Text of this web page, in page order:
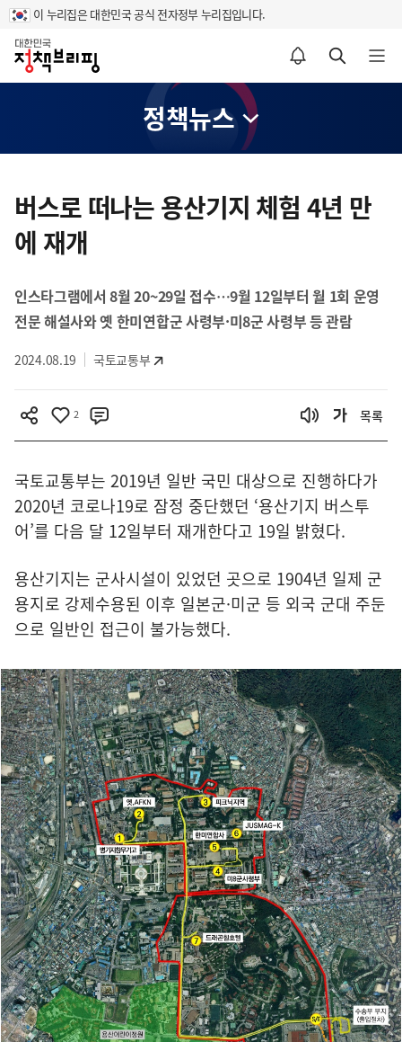
이 누리집은 대한민국 공식 전자정부 누리집입니다.
홈
알림설정 바로가기 검색 바로가기 메뉴 열기
정책뉴스
텐
츠
영
버스로 떠나는 용산기지 체험 4년 만
에 재개
인스타그램에서 8월 20~29일 접수…9월 12일부터 월 1회 운영
전문 해설사와 옛 한미연합군 사령부·미8군 사령부 등 관람
2024.08.19 국토교통부
2 목록
국토교통부는 2019년 일반 국민 대상으로 진행하다가
2020년 코로나19로 잠정 중단했던 ‘용산기지 버스투
어’를 다음 달 12일부터 재개한다고 19일 밝혔다.
용산기지는 군사시설이 있었던 곳으로 1904년 일제 군
용지로 강제수용된 이후 일본군·미군 등 외국 군대 주둔
으로 일반인 접근이 불가능했다.